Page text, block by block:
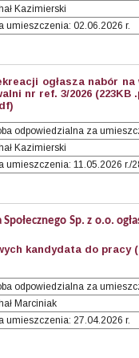
Kazimierski
umieszczenia: 02.06.2026 r.
ogłasza nabór
nr ref. 3/2026 (223KB
odpowiedzialna za
Kazimierski
umieszczenia: 11.05.2026 r./
Sp. z o.o.
kandydata do pracy
odpowiedzialna za
Marciniak
umieszczenia: 27.04.2026 r.